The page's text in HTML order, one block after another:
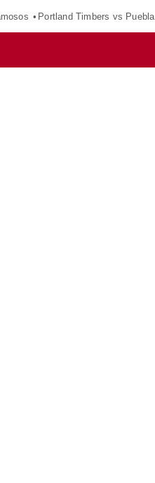
Portland Timbers vs Puebla